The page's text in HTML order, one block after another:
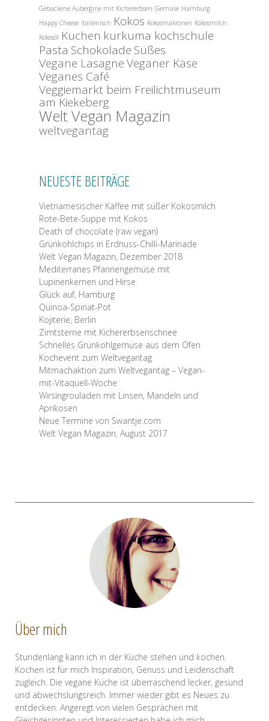
Gebackene Aubergine mit Kichererbsen Gemüse Hamburg
Happy Cheese italienisch Kokos Kokosmakronen Kokosmilch
Kokosöl Kuchen kurkuma kochschule
Pasta Schokolade Süßes
Vegane LasagneVeganer Käse
Veganes Café
Veggiemarkt beim Freilichtmuseum
am Kiekeberg
Welt Vegan Magazin
weltvegantag
NEUESTE BEITRÄGE
Vietnamesischer Kaffee mit süßer Kokosmilch
Rote-Bete-Suppe mit Kokos
Death of chocolate (raw vegan)
Grünkohlchips in Erdnuss-Chilli-Marinade
Welt Vegan Magazin, Dezember 2018
Mediterranes Pfannengemüse mit
Lupinenkernen und Hirse
Glück auf, Hamburg
Quinoa-Spinat-Pot
Kojiterie, Berlin
Zimtsterne mit Kichererbsenschnee
Schnelles Grünkohlgemüse aus dem Ofen
Kochevent zum Weltvegantag
Mitmachaktion zum Weltvegantag – Vegan-
mit-Vitaquell-Woche
Wirsingrouladen mit Linsen, Mandeln und
Aprikosen
Neue Termine von Swantje.com
Welt Vegan Magazin, August 2017
Über mich
Stundenlang kann ich in der Küche stehen und kochen.
Kochen ist für mich Inspiration, Genuss und Leidenschaft
zugleich. Die vegane Küche ist überraschend lecker, gesund
und abwechslungsreich. Immer wieder gibt es Neues zu
entdecken. Angeregt von vielen Gesprächen mit